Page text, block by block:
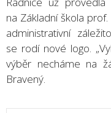
na Základní škola
administrativní
se rodí nové logo.
výběr necháme na
Bravený.